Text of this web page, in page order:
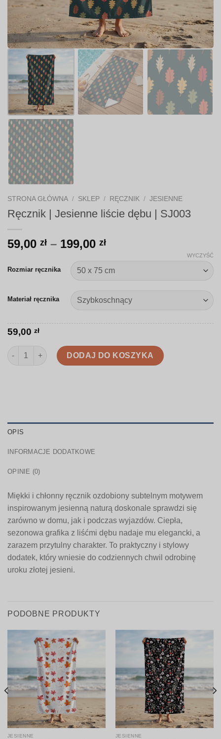
STRONA GŁÓWNA / SKLEP / RĘCZNIK / JESIENNE
Ręcznik | Jesienne liście dębu | SJ003
59,00 zł – 199,00 złZakres
od
59,00 zł
do
199,00 zł
Rozmiar ręcznika
Materiał ręcznika
WYCZYŚĆ
59,00 zł
ilość Ręcznik | Jesienne liście dębu | SJ003
DODAJ DO KOSZYKA
OPIS
INFORMACJE DODATKOWE
OPINIE (0)
Miękki i chłonny ręcznik ozdobiony subtelnym motywem
inspirowanym jesienną naturą doskonale sprawdzi się
zarówno w domu, jak i podczas wyjazdów. Ciepła,
sezonowa grafika z liśćmi dębu nadaje mu elegancki, a
zarazem przytulny charakter. To praktyczny i stylowy
dodatek, który wniesie do codziennych chwil odrobinę
uroku złotej jesieni.
PODOBNE PRODUKTY
JESIENNE JESIENNE